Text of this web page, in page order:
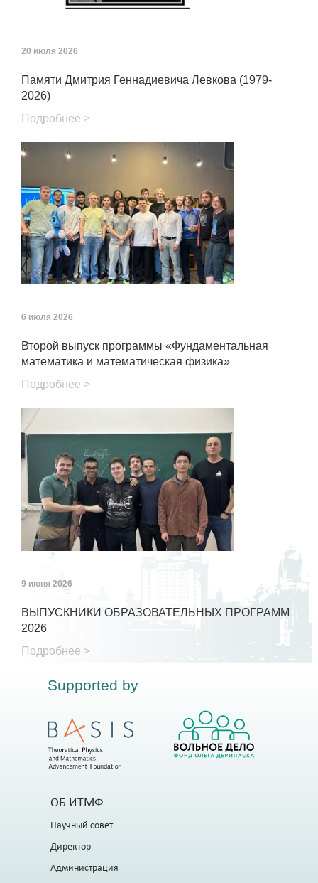
20 июля 2026
Памяти Дмитрия Геннадиевича Левкова (1979-
2026)
Подробнее >
6 июля 2026
Второй выпуск программы «Фундаментальная
математика и математическая физика»
Подробнее >
9 июня 2026
ВЫПУСКНИКИ ОБРАЗОВАТЕЛЬНЫХ ПРОГРАММ
2026
Подробнее >
Supported by
ОБ ИТМФ
Научный совет
Директор
Администрация